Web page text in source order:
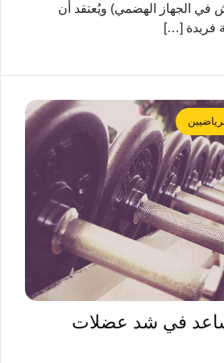
في الجهاز الهضمي) ويُعتقد أن
فريدة […]
في شد عضلات